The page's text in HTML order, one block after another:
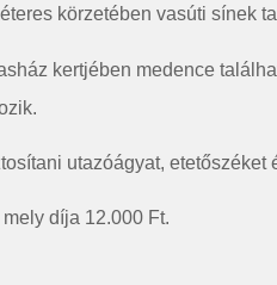
körzetében vasúti
kertjében medence
utazóágyat, etetőszéket
díja 12.000 Ft.